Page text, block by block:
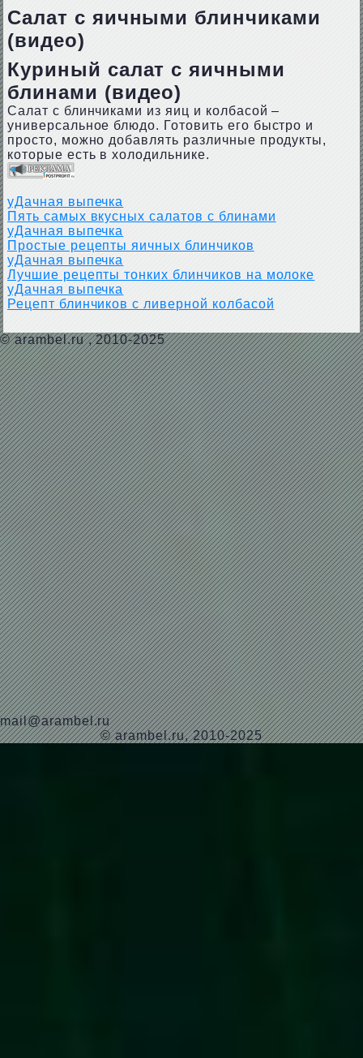
Салат с яичными блинчиками
(видео)
Куриный салат с яичными
блинами (видео)
Салат с блинчиками из яиц и колбасой –
универсальное блюдо. Готовить его быстро и
просто, можно добавлять различные продукты,
которые есть в холодильнике.
уДачная выпечка
Пять самых вкусных салатов с блинами
уДачная выпечка
Простые рецепты яичных блинчиков
уДачная выпечка
Лучшие рецепты тонких блинчиков на молоке
уДачная выпечка
Рецепт блинчиков с ливерной колбасой
© arambel.ru, 2010-2025
mail@arambel.ru
© arambel.ru, 2010-2025